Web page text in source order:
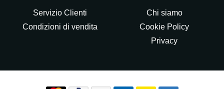
Servizio Clienti
Condizioni di vendita
Chi siamo
Cookie Policy
Privacy